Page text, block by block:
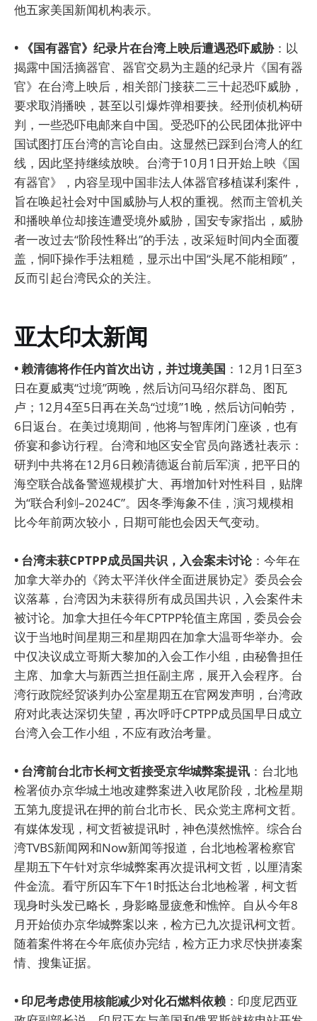
他五家美国新闻机构表示。
• 《国有器官》纪录片在台湾上映后遭遇恐吓威胁：以
揭露中国活摘器官、器官交易为主题的纪录片《国有器
官》在台湾上映后，相关部门接获二三十起恐吓威胁，
要求取消播映，甚至以引爆炸弹相要挟。经刑侦机构研
判，一些恐吓电邮来自中国。受恐吓的公民团体批评中
国试图打压台湾的言论自由。这显然已踩到台湾人的红
线，因此坚持继续放映。台湾于10月1日开始上映《国
有器官》，内容呈现中国非法人体器官移植谋利案件，
旨在唤起社会对中国威胁与人权的重视。然而主管机关
和播映单位却接连遭受境外威胁，国安专家指出，威胁
者一改过去“阶段性释出”的手法，改采短时间内全面覆
盖，恫吓操作手法粗糙，显示出中国“头尾不能相顾”，
反而引起台湾民众的关注。
亚太印太新闻
• 赖清德将作任内首次出访，并过境美国 ：12月1日至3
日在夏威夷“过境”两晚，然后访问马绍尔群岛、图瓦
卢；12月4至5日再在关岛“过境”1晚，然后访问帕劳，
6日返台。在美过境期间，他将与智库闭门座谈，也有
侨宴和参访行程。台湾和地区安全官员向路透社表示：
研判中共将在12月6日赖清德返台前后军演，把平日的
海空联合战备警巡规模扩大、再增加针对性科目，贴牌
为“联合利剑–2024C”。因冬季海象不佳，演习规模相
比今年前两次较小，日期可能也会因天气变动。
• 台湾未获CPTPP成员国共识，入会案未讨论：今年在
加拿大举办的《跨太平洋伙伴全面进展协定》委员会会
议落幕，台湾因为未获得所有成员国共识，入会案件未
被讨论。加拿大担任今年CPTPP轮值主席国，委员会会
议于当地时间星期三和星期四在加拿大温哥华举办。会
中仅决议成立哥斯大黎加的入会工作小组，由秘鲁担任
主席、加拿大与新西兰担任副主席，展开入会程序。台
湾行政院经贸谈判办公室星期五在官网发声明，台湾政
府对此表达深切失望，再次呼吁CPTPP成员国早日成立
台湾入会工作小组，不应有政治考量。
• 台湾前台北市长柯文哲接受京华城弊案提讯 ：台北地
检署侦办京华城土地改建弊案进入收尾阶段，北检星期
五第九度提讯在押的前台北市长、民众党主席柯文哲。
有媒体发现，柯文哲被提讯时，神色漠然憔悴。综合台
湾TVBS新闻网和Now新闻等报道，台北地检署检察官
星期五下午针对京华城弊案再次提讯柯文哲，以厘清案
件金流。看守所囚车下午1时抵达台北地检署，柯文哲
现身时头发已略长，身影略显疲惫和憔悴。自从今年8
月开始侦办京华城弊案以来，检方已九次提讯柯文哲。
随着案件将在今年底侦办完结，检方正力求尽快拼凑案
情、搜集证据。
• 印尼考虑使用核能减少对化石燃料依赖 ：印度尼西亚